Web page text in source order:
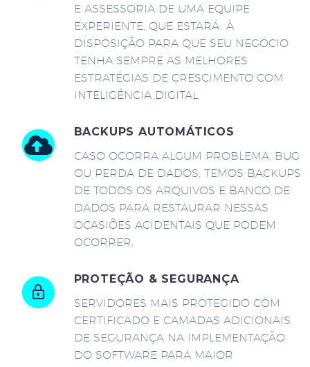
E ASSESSORIA DE UMA EQUIPE
EXPERIENTE, QUE ESTARÁ À
DISPOSIÇÃO PARA QUE SEU NEGÓCIO
TENHA SEMPRE AS MELHORES
ESTRATÉGIAS DE CRESCIMENTO COM
INTELIGÊNCIA DIGITAL.
BACKUPS AUTOMÁTICOS
CASO OCORRA ALGUM PROBLEMA, BUG
OU PERDA DE DADOS, TEMOS BACKUPS
DE TODOS OS ARQUIVOS E BANCO DE
DADOS PARA RESTAURAR NESSAS
OCASIÕES ACIDENTAIS QUE PODEM
OCORRER.
PROTEÇÃO & SEGURANÇA
SERVIDORES MAIS PROTEGIDO COM
CERTIFICADO E CAMADAS ADICIONAIS
DE SEGURANÇA NA IMPLEMENTAÇÃO
DO SOFTWARE PARA MAIOR